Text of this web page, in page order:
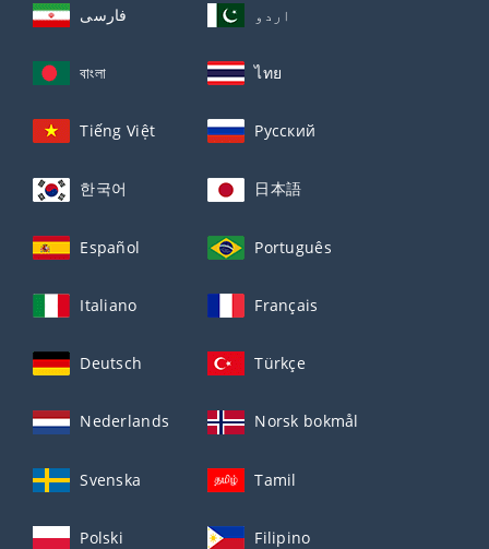
فارسی اردو
বাংলা ไทย
Tiếng Việt Русский
한국어 日本語
Español Português
Italiano Français
Deutsch Türkçe
Nederlands Norsk bokmål
Svenska Tamil
Polski Filipino